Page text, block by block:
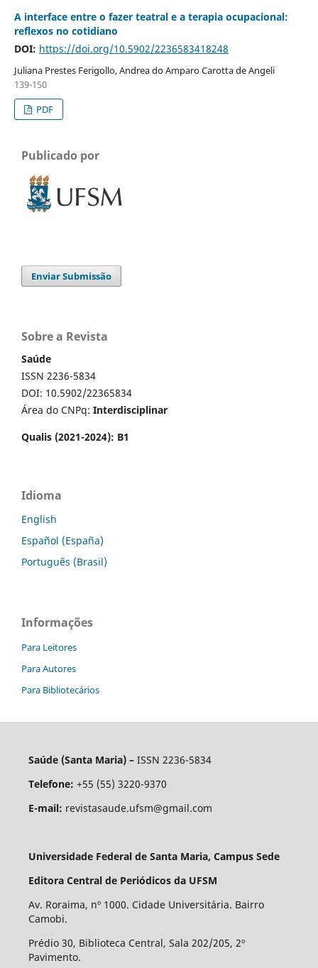
A interface entre o fazer teatral e a terapia ocupacional:
reflexos no cotidiano
DOI: https://doi.org/10.5902/2236583418248
Juliana Prestes Ferigollo, Andrea do Amparo Carotta de Angeli
139-150
PDF
Publicado por
Enviar Submissão
Sobre a Revista
Saúde
ISSN 2236-5834
DOI: 10.5902/22365834
Área do CNPq: Interdisciplinar
Qualis (2021-2024): B1
Idioma
English
Español (España)
Português (Brasil)
Informações
Para Leitores
Para Autores
Para Bibliotecários
Saúde (Santa Maria) – ISSN 2236-5834
Telefone: +55 (55) 3220-9370
E-mail: revistasaude.ufsm@gmail.com
Universidade Federal de Santa Maria, Campus Sede
Editora Central de Periódicos da UFSM
Av. Roraima, nº 1000. Cidade Universitária. Bairro
Camobi.
Prédio 30, Biblioteca Central, Sala 202/205, 2º
Pavimento.